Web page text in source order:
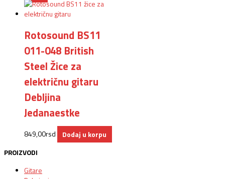
Rotosound BS11
011-048 British
Steel Žice za
električnu gitaru
Debljina
Jedanaestke
849,00rsd
Dodaj u korpu
PROIZVODI
Gitare